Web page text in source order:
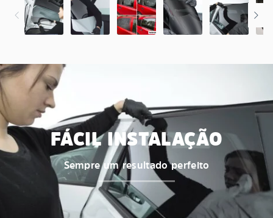
FÁCIL INSTALAÇÃO
Sempre um resultado perfeito